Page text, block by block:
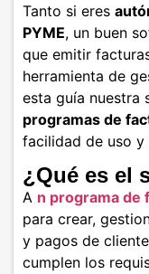
Tanto si eres
PYME, un buen
que emitir
herramienta de
esta guía nuestra
programas de
facilidad de uso y
¿Qué es el
A n programa de
para crear,
y pagos de
cumplen los